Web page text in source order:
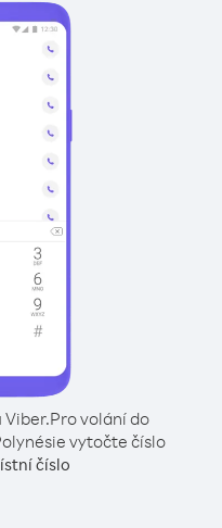
Pro volání do
vytočte číslo
číslo